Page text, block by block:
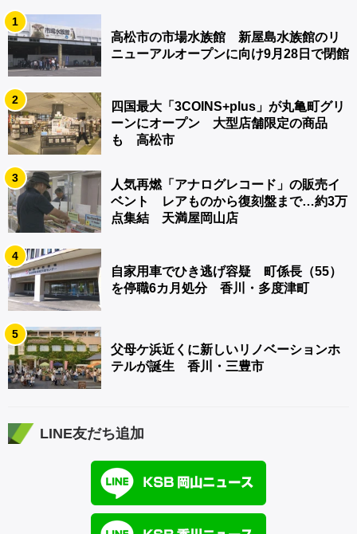
1
高松市の市場水族館 新屋島水族館のリ
ニューアルオープンに向け9月28日で閉館
2
四国最大「3COINS+plus」が丸亀町グリ
ーンにオープン 大型店舗限定の商品
も 高松市
3
人気再燃「アナログレコード」の販売イ
ベント レアものから復刻盤まで…約3万
点集結 天満屋岡山店
4
自家用車でひき逃げ容疑 町係長（55）
を停職6カ月処分 香川・多度津町
5
父母ケ浜近くに新しいリノベーションホ
テルが誕生 香川・三豊市
LINE友だち追加